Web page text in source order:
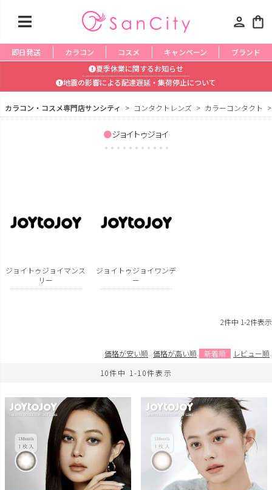
person shopping_bag
即日発送 カラコン コスメ キャンペーン
ブランド
夏季休業に関するお知らせ
地震の影響による配達遅延・集荷停止について
カラコン・コスメ専門店サンシティ コンタクトレンズ カラーコンタクト
ジョイトゥジョイ
ジョイトゥジョイマンス
リー
ジョイトゥジョイワンデ
ー
2件中 1-2件表示
価格が安い順 価格が高い順 新着順
レビュー順
10件中 1 -10件表示